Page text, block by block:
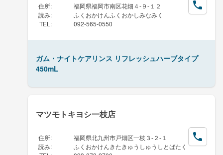
住所:
福岡県福岡市南区花畑４-９-１２
読み:
ふくおかけんふくおかしみなみく
TEL : 092-565-0550
ガム・ナイトケアリンス リフレッシュハーブタイプ
450mL
マツモトキヨシ一枝店
住所:
福岡県北九州市戸畑区一枝３-２-１
読み:
ふくおかけんきたきゅうしゅうしとばたく